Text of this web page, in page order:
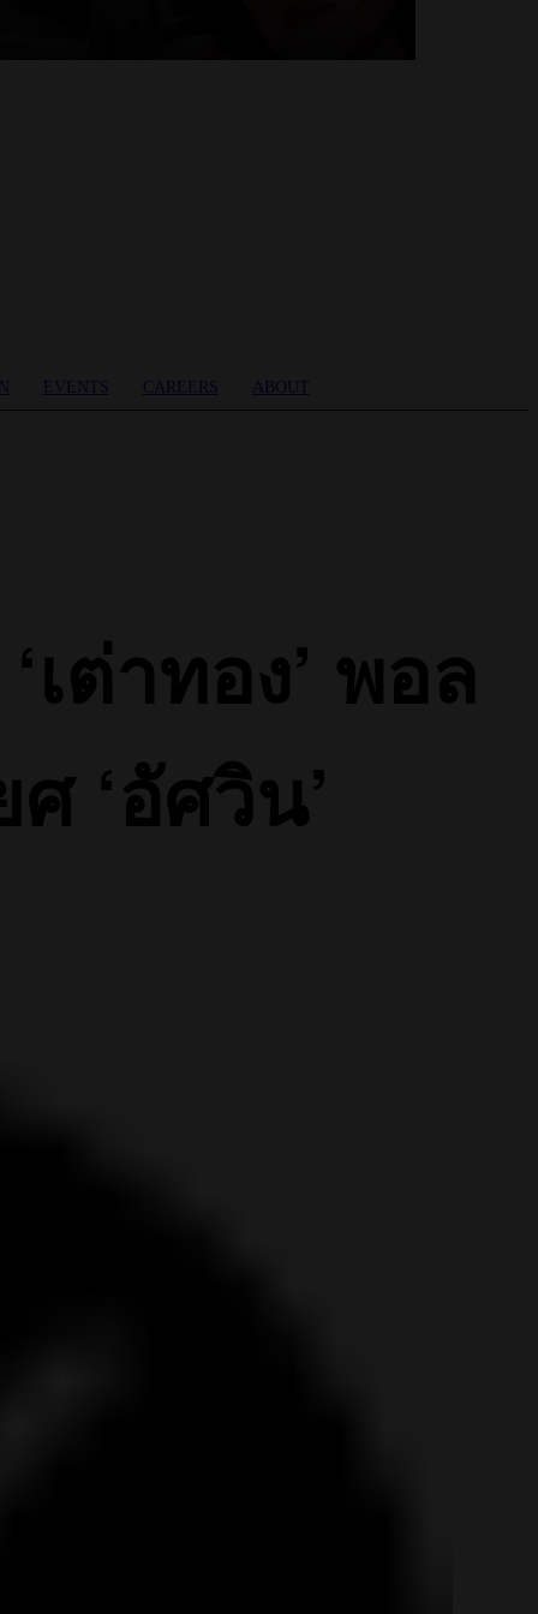
EVENTS CAREERS ABOUT
ต่าทอง’ พอล
‘อัศวิน’